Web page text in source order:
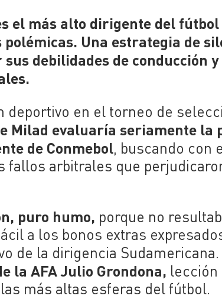
el más alto dirigente del
polémicas. Una estrategia de
debilidades de conducción
deportivo en el torneo de
Milad evaluaría seriamente la
de Conmebol, buscando con
fallos arbitrales que
puro humo, porque no
a los bonos extras
de la dirigencia Sudamericana.
la AFA Julio Grondona, lección
más altas esferas del fútbol.